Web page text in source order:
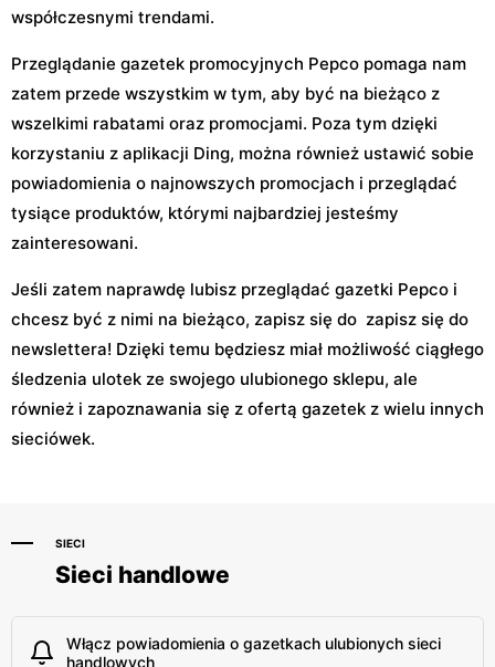
współczesnymi trendami.
Przeglądanie gazetek promocyjnych Pepco pomaga nam
zatem przede wszystkim w tym, aby być na bieżąco z
wszelkimi rabatami oraz promocjami. Poza tym dzięki
korzystaniu z aplikacji Ding, można również ustawić sobie
powiadomienia o najnowszych promocjach i przeglądać
tysiące produktów, którymi najbardziej jesteśmy
zainteresowani.
Jeśli zatem naprawdę lubisz przeglądać gazetki Pepco i
chcesz być z nimi na bieżąco, zapisz się do zapisz się do
newslettera! Dzięki temu będziesz miał możliwość ciągłego
śledzenia ulotek ze swojego ulubionego sklepu, ale
również i zapoznawania się z ofertą gazetek z wielu innych
sieciówek.
SIECI
Sieci handlowe
Włącz powiadomienia o gazetkach ulubionych sieci
handlowych